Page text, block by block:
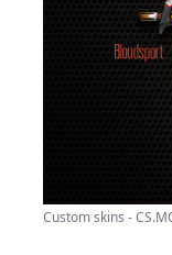
Custom skins -